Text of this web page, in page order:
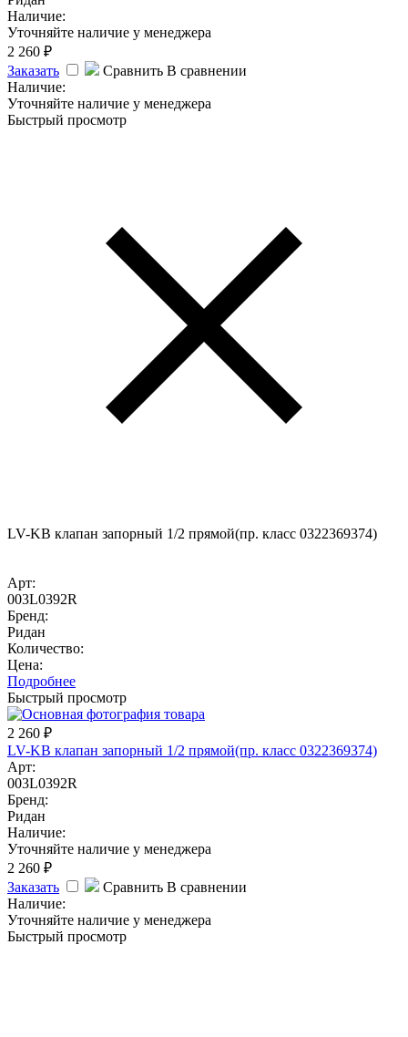
Наличие:
Уточняйте наличие у менеджера
2 260 ₽
Заказать
Сравнить В сравнении
Наличие:
Уточняйте наличие у менеджера
Быстрый просмотр
LV-KB клапан запорный 1/2 прямой(пр. класс 0322369374)
Арт:
003L0392R
Бренд:
Ридан
Количество:
Цена:
Подробнее
Быстрый просмотр
2 260 ₽
LV-KB клапан запорный 1/2 прямой(пр. класс 0322369374)
Арт:
003L0392R
Бренд:
Ридан
Наличие:
Уточняйте наличие у менеджера
2 260 ₽
Заказать
Сравнить В сравнении
Наличие:
Уточняйте наличие у менеджера
Быстрый просмотр